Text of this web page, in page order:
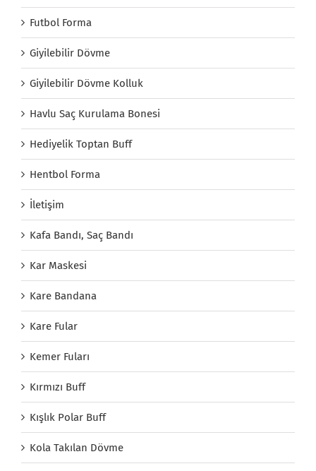
Futbol Forma
Giyilebilir Dövme
Giyilebilir Dövme Kolluk
Havlu Saç Kurulama Bonesi
Hediyelik Toptan Buff
Hentbol Forma
İletişim
Kafa Bandı, Saç Bandı
Kar Maskesi
Kare Bandana
Kare Fular
Kemer Fuları
Kırmızı Buff
Kışlık Polar Buff
Kola Takılan Dövme